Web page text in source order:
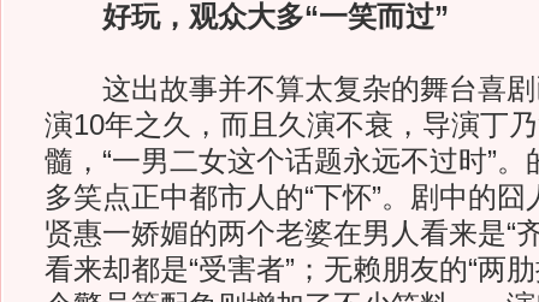
好玩，观众大多“一笑而过”
这出故事并不算太复杂的舞台喜剧
演10年之久，而且久演不衰，导演丁
髓，“一男二女这个话题永远不过时”
多笑点正中都市人的“下怀”。剧中的
贤惠一娇媚的两个老婆在男人看来是“
看来却都是“受害者”；无赖朋友的“两